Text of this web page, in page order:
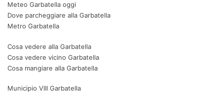
Meteo Garbatella oggi
Dove parcheggiare alla Garbatella
Metro Garbatella
Cosa vedere alla Garbatella
Cosa vedere vicino Garbatella
Cosa mangiare alla Garbatella
Municipio VIII Garbatella